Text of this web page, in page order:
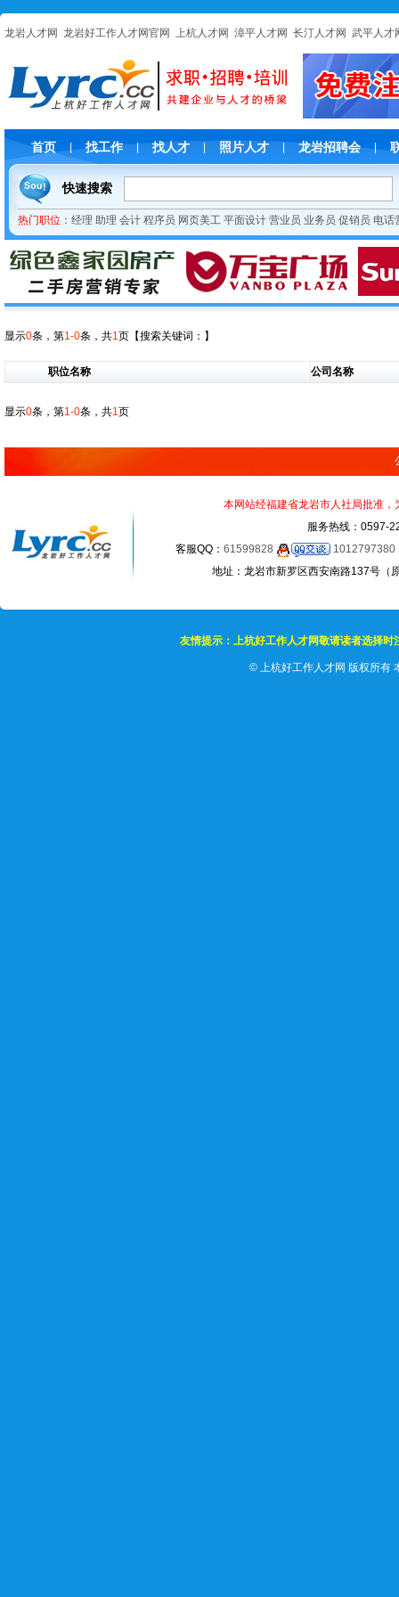
龙岩人才网 龙岩好工作人才网官网 上杭人才网 漳平人才网 长汀人才网 武平人才
首页 找工作 | 找人才 照片人才 龙岩招聘会 |
快速搜索
热门职位： 经理 助理 会计 程序员 网页美工 平面设计 营业员 业务员 促销员 电话
显示0条，第1-0条，共1页 【搜索关键词： 】
职位名称 公司名称
显示0条，第1-0条，共1页
本网站经福建省龙岩市人社局批准
服务热线：0597-
客服QQ： 61599828
1012797380
地址：龙岩市新罗区西安南路137号（
友情提示：上杭好工作人才网敬请读者选择
© 上杭好工作人才网 版权所有